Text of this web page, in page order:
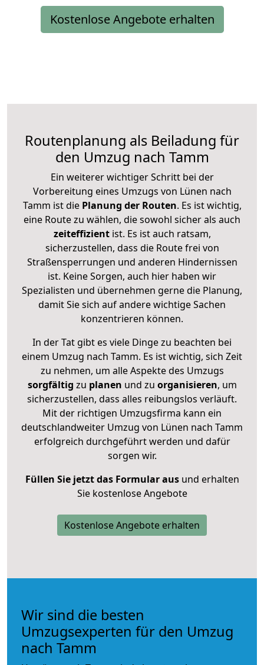
Kostenlose Angebote erhalten
Routenplanung als Beiladung für
den Umzug nach Tamm
Ein weiterer wichtiger Schritt bei der
Vorbereitung eines Umzugs von Lünen nach
Tamm ist diePlanung der Routen. Es ist wichtig,
eine Route zu wählen, die sowohl sicher als auch
zeiteffizientist. Es ist auch ratsam,
sicherzustellen, dass die Route frei von
Straßensperrungen und anderen Hindernissen
ist. Keine Sorgen, auch hier haben wir
Spezialisten und übernehmen gerne die Planung,
damit Sie sich auf andere wichtige Sachen
konzentrieren können.
In der Tat gibt es viele Dinge zu beachten bei
einem Umzug nach Tamm. Es ist wichtig, sich Zeit
zu nehmen, um alle Aspekte des Umzugs
sorgfältig zu planen und zu organisieren, um
sicherzustellen, dass alles reibungslos verläuft.
Mit der richtigen Umzugsfirma kann ein
deutschlandweiter Umzug von Lünen nach Tamm
erfolgreich durchgeführt werden und dafür
sorgen wir.
Füllen Sie jetzt das Formular ausund erhalten
Sie kostenlose Angebote
Kostenlose Angebote erhalten
Wir sind die besten
Umzugsexperten für den Umzug
nach Tamm